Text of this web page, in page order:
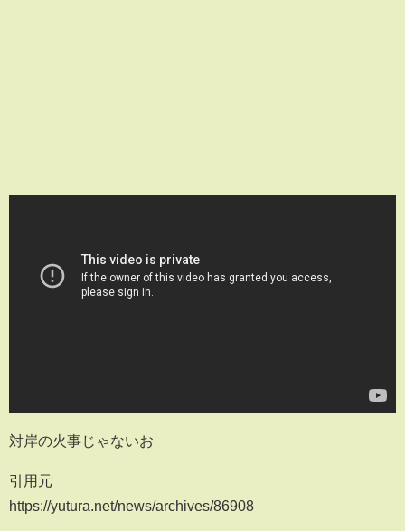
対岸の火事じゃないお
引用元
https://yutura.net/news/archives/86908